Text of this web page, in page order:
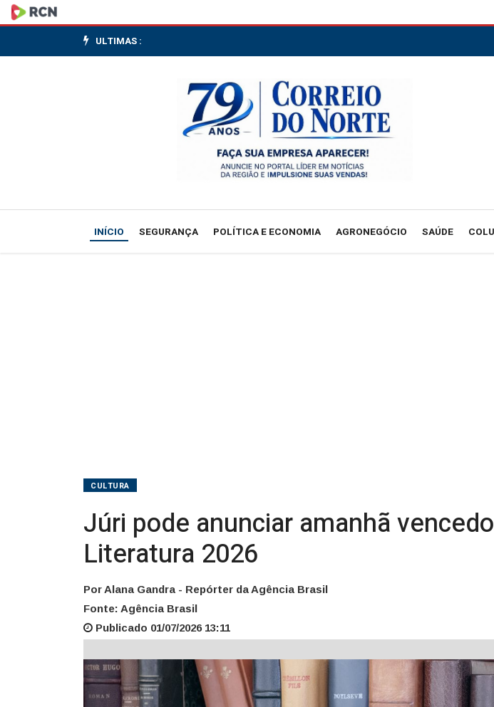
Júri
pode
Prêmio
Camões
ULTIMAS :
INÍCIO SEGURANÇA POLÍTICA E ECONOMIA AGRONEGÓCIO SAÚDE
CULTURA
Júri pode anunciar amanhã
Literatura 2026
Por Alana Gandra - Repórter da Agência Brasil
Fonte: Agência Brasil
Publicado 01/07/2026 13:11